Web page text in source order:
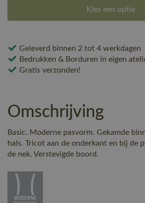
Kies een optie
Geleverd binnen 2 tot 4 werkdagen
Bedrukken & Borduren in eigen
Gratis verzonden!
Omschrijving
Basic. Moderne pasvorm. Gekamde
hals. Tricot aan de onderkant en bij de
de nek. Verstevigde boord.